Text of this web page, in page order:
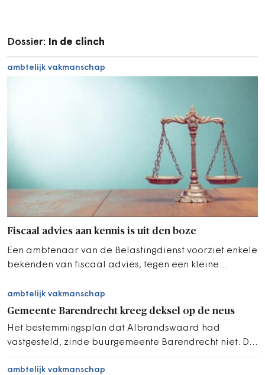
Dossier: In de clinch
ambtelijk vakmanschap
Fiscaal advies aan kennis is uit den boze
Een ambtenaar van de Belastingdienst voorziet enkele
bekenden van fiscaal advies, tegen een kleine
ambtelijk vakmanschap
Gemeente Barendrecht kreeg deksel op de neus
Het bestemmingsplan dat Albrandswaard had
vastgesteld, zinde buurgemeente Barendrecht niet. Die
ambtelijk vakmanschap